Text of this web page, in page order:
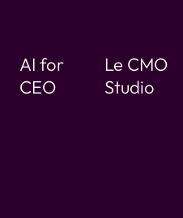
AI for
CEO
Le CMO
Studio